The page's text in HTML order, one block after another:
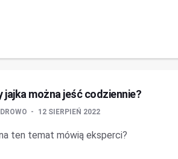
jajka można jeść codziennie?
12 SIERPIEŃ 2022
ten temat mówią eksperci?